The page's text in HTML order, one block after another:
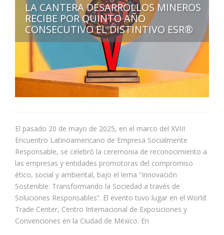
LA CANTERA DESARROLLOS MINEROS
RECIBE POR QUINTO AÑO
CONSECUTIVO EL DISTINTIVO ESR®
El pasado 20 de mayo de 2025, en el marco del XVIII
Encuentro Latinoamericano de Empresa Socialmente
Responsable, se celebró la ceremonia de reconocimiento a
las empresas y entidades promotoras del compromiso
ético, social y ambiental, bajo el lema “Innovación
Sostenible: Transformando la Sociedad a través de
Soluciones Responsables”. El evento tuvo lugar en el World
Trade Center, Centro Internacional de Exposiciones y
Convenciones en la Ciudad de México. En